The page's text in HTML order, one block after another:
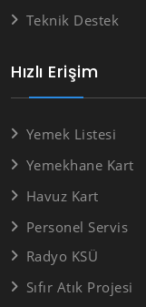
Hızlı Erişim
Yemek Listesi
Yemekhane Kart
Havuz Kart
Personel Servis
Radyo KSÜ
Sıfır Atık Projesi
Teknik Destek